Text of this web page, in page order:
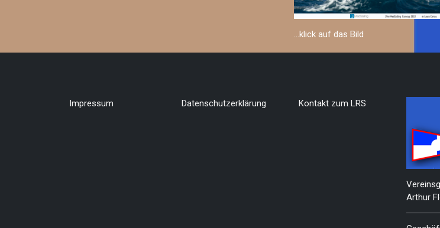
...klick auf das Bild
Impressum Datenschutzerklärung Kontakt zum LRS
Arthur